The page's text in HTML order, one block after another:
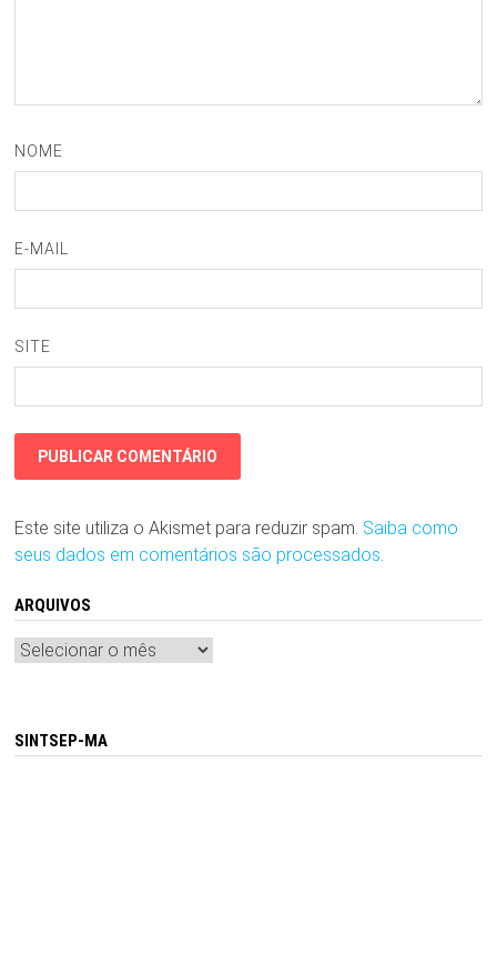
NOME
E-MAIL
SITE
Este site utiliza o Akismet para reduzir spam. Saiba como
seus dados em comentários são processados.
ARQUIVOS
Arquivos
SINTSEP-MA